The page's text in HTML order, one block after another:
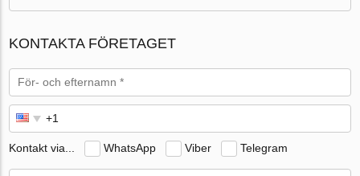
KONTAKTA FÖRETAGET
Kontakt via... WhatsApp Viber Telegram